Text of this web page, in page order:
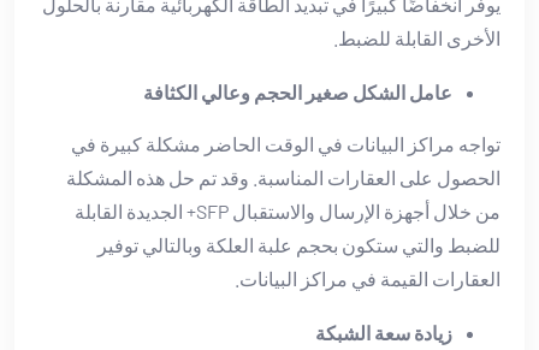
الأخرى القابلة للضبط.
عامل الشكل صغير الحجم وعالي الكثافة
تواجه مراكز البيانات في الوقت الحاضر مشكلة كبيرة في
الحصول على العقارات المناسبة. وقد تم حل هذه المشكلة
من خلال أجهزة الإرسال والاستقبال SFP+ الجديدة القابلة
للضبط والتي ستكون بحجم علبة العلكة وبالتالي توفير
العقارات القيمة في مراكز البيانات.
زيادة سعة الشبكة